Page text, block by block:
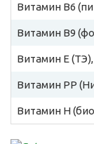
Витамин B6
Витамин B9
Витамин E
Витамин PP
Витамин H